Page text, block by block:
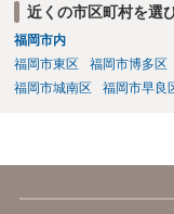
近くの市区町村を選
福岡市内
福岡市東区
福岡市博多区
福岡市城南区
福岡市早良